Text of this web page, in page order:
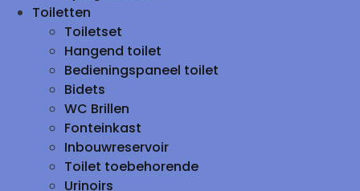
Toiletten
Toiletset
Hangend toilet
Bedieningspaneel toilet
Bidets
WC Brillen
Fonteinkast
Inbouwreservoir
Toilet toebehorende
Urinoirs